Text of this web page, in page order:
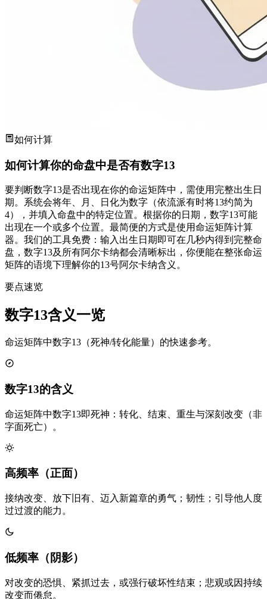
如何计算
如何计算你的命盘中是否有数字13
要判断数字13是否出现在你的命运矩阵中，需使用完整出生日
期。系统会将年、月、日化为数字（依流派有时将13约简为
4），并填入命盘中的特定位置。根据你的日期，数字13可能
出现在一个或多个位置。最简便的方式是使用命运矩阵计算
器。我们的工具免费：输入出生日期即可在几秒内得到完整命
盘，数字13及所有阿尔卡纳都会清晰标出，你便能在整张命运
矩阵的语境下理解你的13号阿尔卡纳含义。
要点速览
数字13含义一览
命运矩阵中数字13（死神/转化能量）的快速参考。
数字13的含义
命运矩阵中数字13即死神：转化、结束、重生与深刻改变（非
字面死亡）。
高频率（正面）
接纳改变、放下旧有、迈入新篇章的勇气；韧性；引导他人度
过过渡的能力。
低频率（阴影）
对改变的恐惧、紧抓过去，或强行破坏性结束；悲观或因持续
改变而倦怠。